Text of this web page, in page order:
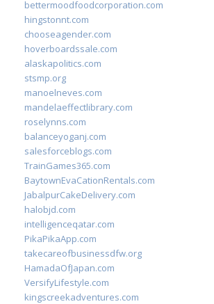
bettermoodfoodcorporation.com
hingstonnt.com
chooseagender.com
hoverboardssale.com
alaskapolitics.com
stsmp.org
manoelneves.com
mandelaeffectlibrary.com
roselynns.com
balanceyoganj.com
salesforceblogs.com
TrainGames365.com
BaytownEvaCationRentals.com
JabalpurCakeDelivery.com
halobjd.com
intelligenceqatar.com
PikaPikaApp.com
takecareofbusinessdfw.org
HamadaOfJapan.com
VersifyLifestyle.com
kingscreekadventures.com